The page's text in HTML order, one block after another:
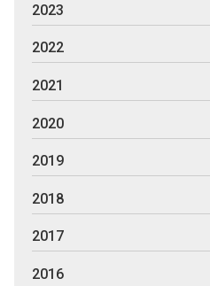
2023
2022
2021
2020
2019
2018
2017
2016